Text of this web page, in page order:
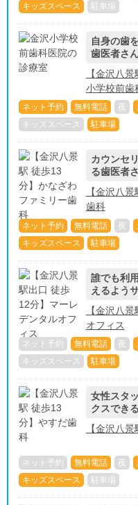
キッズスペース
駐車場
自身の歯
歯医者さ
【金沢八
小学校前歯
ネット予約 無料電話 夜
キッズスペース
駐車場
カウンセ
る歯医者
【金沢八
歯科
ネット予約 無料電話 夜
キッズスペース
駐車場
誰でも利
えるよう
【金沢八
オフィス
ネット予約 無料電話 夜
キッズスペース
駐車場
女性スタ
クスでき
【金沢八
ネット予約 無料電話 夜
キッズスペース
駐車場